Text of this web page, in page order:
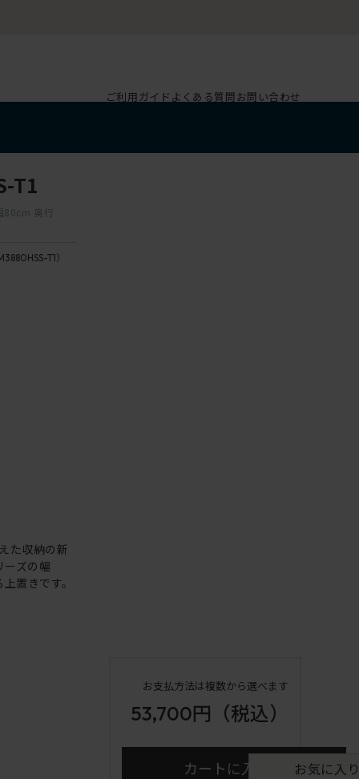
ご利用ガイド よくある質問お問い合わせ
T1
80cm 奥行
T1）
た収納の新
ズの幅
置きです。
お支払方法は複数から選べます
53,700円 （税込）
カートに入れる お気に入